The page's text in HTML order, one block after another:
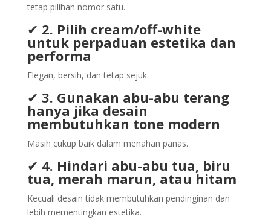
tetap pilihan nomor satu.
✔ 2. Pilih cream/off-white
untuk perpaduan estetika dan
performa
Elegan, bersih, dan tetap sejuk.
✔ 3. Gunakan abu-abu terang
hanya jika desain
membutuhkan tone modern
Masih cukup baik dalam menahan panas.
✔ 4. Hindari abu-abu tua, biru
tua, merah marun, atau hitam
Kecuali desain tidak membutuhkan pendinginan dan
lebih mementingkan estetika.